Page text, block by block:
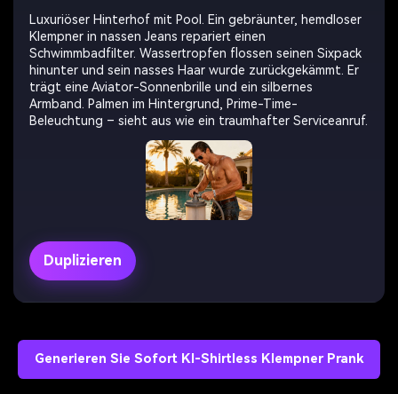
Luxuriöser Hinterhof mit Pool. Ein gebräunter, hemdloser
Klempner in nassen Jeans repariert einen
Schwimmbadfilter. Wassertropfen flossen seinen Sixpack
hinunter und sein nasses Haar wurde zurückgekämmt. Er
trägt eine Aviator-Sonnenbrille und ein silbernes
Armband. Palmen im Hintergrund, Prime-Time-
Beleuchtung – sieht aus wie ein traumhafter Serviceanruf.
Duplizieren
Generieren Sie Sofort KI-Shirtless Klempner Prank